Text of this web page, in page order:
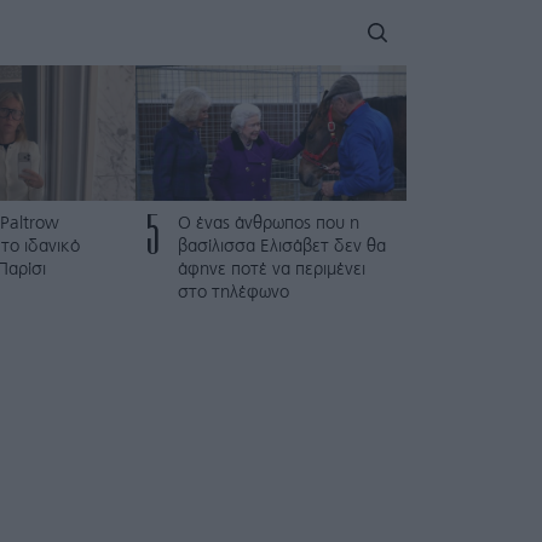
ιδανικό
5
Ο ένας άνθρωπος που η
βασίλισσα Ελισάβετ δεν θα
άφηνε ποτέ να περιμένει
στο τηλέφωνο